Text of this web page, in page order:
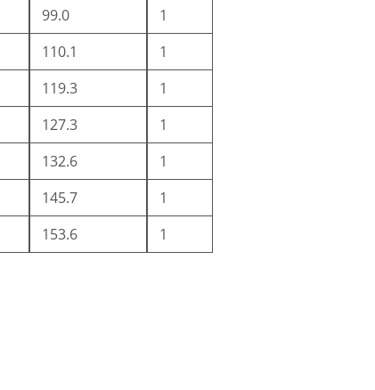
99.0
1
110.1
1
119.3
1
127.3
1
132.6
1
145.7
1
153.6 1